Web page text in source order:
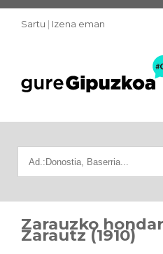
Sartu | Izena eman
Zarauzko
Zarautz (1910)